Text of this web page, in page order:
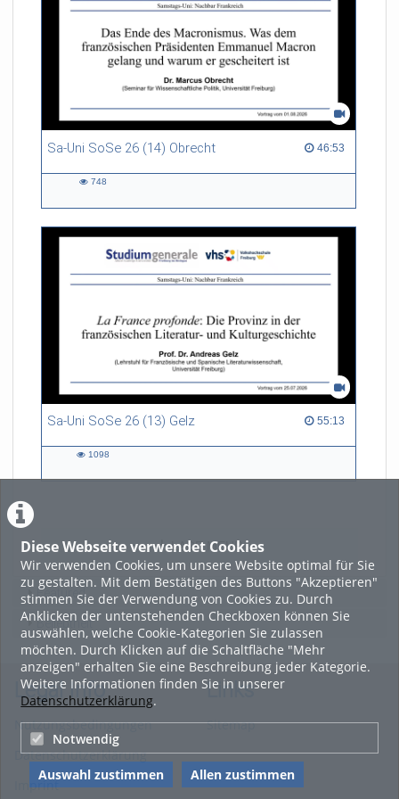
Diese Webseite verwendet Cookies
Wir verwenden Cookies, um unsere Website optimal für Sie
zu gestalten. Mit dem Bestätigen des Buttons "Akzeptieren"
stimmen Sie der Verwendung von Cookies zu. Durch
Anklicken der untenstehenden Checkboxen können Sie
auswählen, welche Cookie-Kategorien Sie zulassen
möchten. Durch Klicken auf die Schaltfläche "Mehr
anzeigen" erhalten Sie eine Beschreibung jeder Kategorie.
Weitere Informationen finden Sie in unserer
Datenschutzerklärung.
Notwendig
Auswahl zustimmen Allen zustimmen
Sa-Uni SoSe 26 (14) Obrecht 46:53
46:53 duration
748
Sa-Uni SoSe 26 (13) Gelz 55:13
55:13 duration
1098
LADE MEHR
Featured
Beliebtheit
Legal Info
Nutzungsbedingungen
Datenschutzerklärung
Imprint
Links
Sitemap